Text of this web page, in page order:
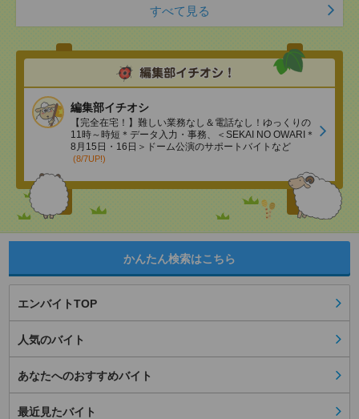
すべて見る
編集部イチオシ
【完全在宅！】難しい業務なし＆電話なし！ゆっくりの
11時～時短＊データ入力・事務、＜SEKAI NO OWARI＊
8月15日・16日＞ドーム公演のサポートバイトなど
(8/7UP!)
かんたん検索はこちら
エンバイトTOP
人気のバイト
あなたへのおすすめバイト
最近見たバイト